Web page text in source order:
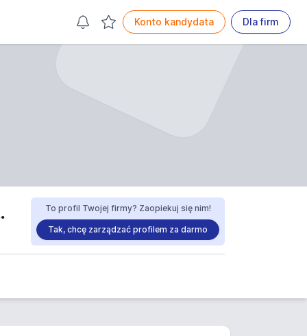
Konto kandydata Dla firm
Zwolan opinie To profil Twojej firmy? Zaopiekuj się nim!
Tak, chcę zarządzać profilem za darmo